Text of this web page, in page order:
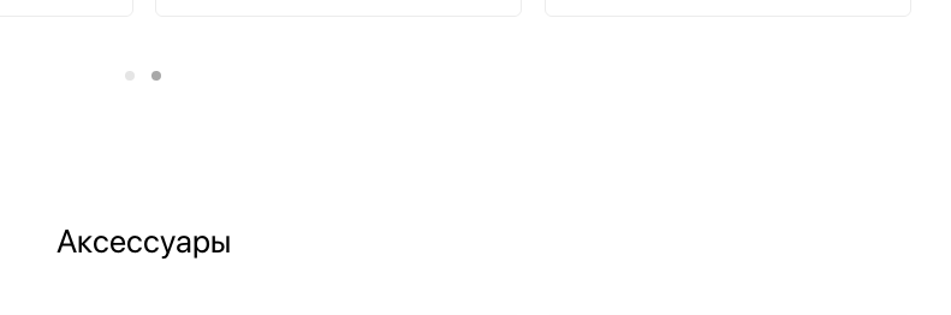
Аксессуары